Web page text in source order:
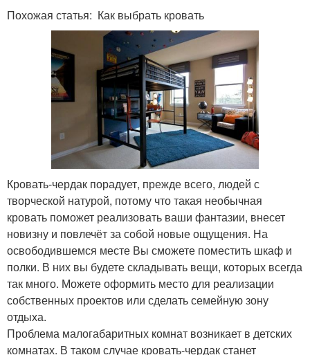
Похожая статья: Как выбрать кровать
Кровать-чердак порадует, прежде всего, людей с
творческой натурой, потому что такая необычная
кровать поможет реализовать ваши фантазии, внесет
новизну и повлечёт за собой новые ощущения. На
освободившемся месте Вы сможете поместить шкаф и
полки. В них вы будете складывать вещи, которых всегда
так много. Можете оформить место для реализации
собственных проектов или сделать семейную зону
отдыха.
Проблема малогабаритных комнат возникает в детских
комнатах. В таком случае кровать-чердак станет